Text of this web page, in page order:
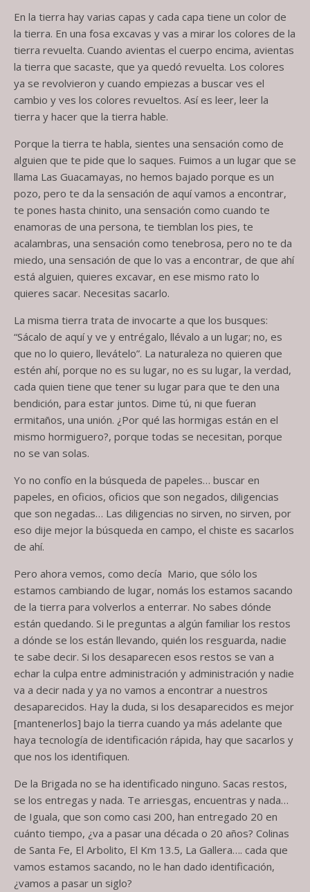
En la tierra hay varias capas y cada capa tiene un color de
la tierra. En una fosa excavas y vas a mirar los colores de la
tierra revuelta. Cuando avientas el cuerpo encima, avientas
la tierra que sacaste, que ya quedó revuelta. Los colores
ya se revolvieron y cuando empiezas a buscar ves el
cambio y ves los colores revueltos. Así es leer, leer la
tierra y hacer que la tierra hable.
Porque la tierra te habla, sientes una sensación como de
alguien que te pide que lo saques. Fuimos a un lugar que se
llama Las Guacamayas, no hemos bajado porque es un
pozo, pero te da la sensación de aquí vamos a encontrar,
te pones hasta chinito, una sensación como cuando te
enamoras de una persona, te tiemblan los pies, te
acalambras, una sensación como tenebrosa, pero no te da
miedo, una sensación de que lo vas a encontrar, de que ahí
está alguien, quieres excavar, en ese mismo rato lo
quieres sacar. Necesitas sacarlo.
La misma tierra trata de invocarte a que los busques:
“Sácalo de aquí y ve y entrégalo, llévalo a un lugar; no, es
que no lo quiero, llevátelo”. La naturaleza no quieren que
estén ahí, porque no es su lugar, no es su lugar, la verdad,
cada quien tiene que tener su lugar para que te den una
bendición, para estar juntos. Dime tú, ni que fueran
ermitaños, una unión. ¿Por qué las hormigas están en el
mismo hormiguero?, porque todas se necesitan, porque
no se van solas.
Yo no confío en la búsqueda de papeles… buscar en
papeles, en oficios, oficios que son negados, diligencias
que son negadas… Las diligencias no sirven, no sirven, por
eso dije mejor la búsqueda en campo, el chiste es sacarlos
de ahí.
Pero ahora vemos, como decía Mario, que sólo los
estamos cambiando de lugar, nomás los estamos sacando
de la tierra para volverlos a enterrar. No sabes dónde
están quedando. Si le preguntas a algún familiar los restos
a dónde se los están llevando, quién los resguarda, nadie
te sabe decir. Si los desaparecen esos restos se van a
echar la culpa entre administración y administración y nadie
va a decir nada y ya no vamos a encontrar a nuestros
desaparecidos. Hay la duda, si los desaparecidos es mejor
[mantenerlos] bajo la tierra cuando ya más adelante que
haya tecnología de identificación rápida, hay que sacarlos y
que nos los identifiquen.
De la Brigada no se ha identificado ninguno. Sacas restos,
se los entregas y nada. Te arriesgas, encuentras y nada…
de Iguala, que son como casi 200, han entregado 20 en
cuánto tiempo, ¿va a pasar una década o 20 años? Colinas
de Santa Fe, El Arbolito, El Km 13.5, La Gallera…. cada que
vamos estamos sacando, no le han dado identificación,
¿vamos a pasar un siglo?